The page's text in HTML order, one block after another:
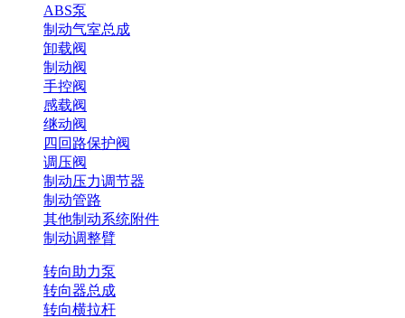
ABS泵
制动气室总成
卸载阀
制动阀
手控阀
感载阀
继动阀
四回路保护阀
调压阀
制动压力调节器
制动管路
其他制动系统附件
制动调整臂
转向助力泵
转向器总成
转向横拉杆